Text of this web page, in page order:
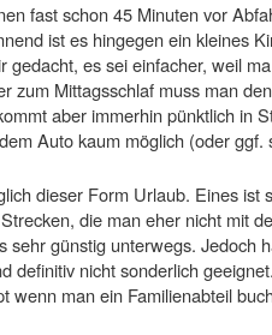
fast schon 45 Minuten vor
ist es hingegen ein kleines
gedacht, es sei einfacher, weil
zum Mittagsschlaf muss man
aber immerhin pünktlich in
Auto kaum möglich (oder
dieser Form Urlaub. Eines ist
die man eher nicht mit
sehr günstig unterwegs. Jedoch
definitiv nicht sonderlich
wenn man ein Familienabteil